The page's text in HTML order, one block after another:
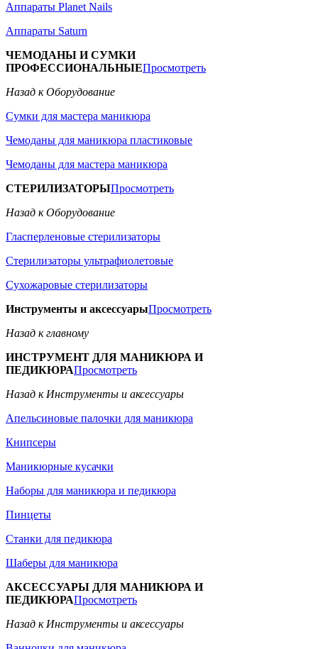
Аппараты Planet Nails
Аппараты Saturn
ЧЕМОДАНЫ И СУМКИ
ПРОФЕССИОНАЛЬНЫЕПросмотреть
Назад к Оборудование
Сумки для мастера маникюра
Чемоданы для маникюра пластиковые
Чемоданы для мастера маникюра
СТЕРИЛИЗАТОРЫПросмотреть
Назад к Оборудование
Гласперленовые стерилизаторы
Стерилизаторы ультрафиолетовые
Сухожаровые стерилизаторы
Инструменты и аксессуарыПросмотреть
Назад к главному
ИНСТРУМЕНТ ДЛЯ МАНИКЮРА И
ПЕДИКЮРАПросмотреть
Назад к Инструменты и аксессуары
Апельсиновые палочки для маникюра
Книпсеры
Маникюрные кусачки
Наборы для маникюра и педикюра
Пинцеты
Станки для педикюра
Шаберы для маникюра
АКСЕССУАРЫ ДЛЯ МАНИКЮРА И
ПЕДИКЮРАПросмотреть
Назад к Инструменты и аксессуары